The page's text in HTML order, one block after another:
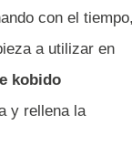
con el
a utilizar en
kobido
y rellena la